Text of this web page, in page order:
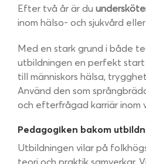
Efter två år är du
inom hälso- och sjukvård
Med en stark grund i både
utbildningen en perfekt start
till människors hälsa,
Använd den som
och efterfrågad karriär inom
Pedagogiken bakom
Utbildningen vilar på